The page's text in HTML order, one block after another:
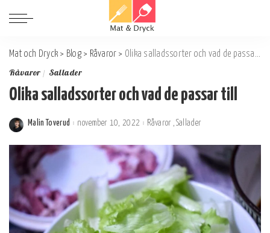
Mat och Dryck > Blog> Råvaror > Olika salladssorter och vad de passar till
Råvaror Sallader
Olika salladssorter och vad de passar till
Postat
Malin Toverud november 10, 2022 Råvaror Sallader